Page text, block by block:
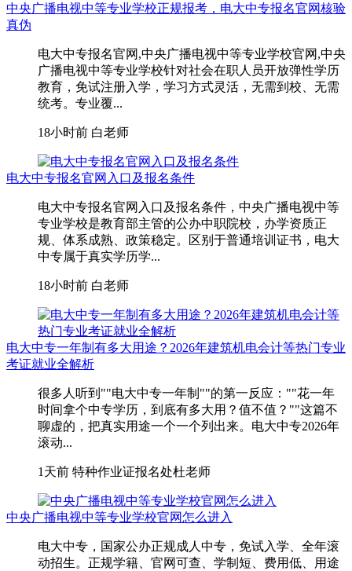
中央广播电视中等专业学校正规报考，电大中专报名官网核验
真伪
电大中专报名官网,中央广播电视中等专业学校官网,中央
广播电视中等专业学校针对社会在职人员开放弹性学历
教育，免试注册入学，学习方式灵活，无需到校、无需
统考。专业覆...
18小时前 白老师
电大中专报名官网入口及报名条件
电大中专报名官网入口及报名条件，中央广播电视中等
专业学校是教育部主管的公办中职院校，办学资质正
规、体系成熟、政策稳定。区别于普通培训证书，电大
中专属于真实学历学...
18小时前 白老师
电大中专一年制有多大用途？2026年建筑机电会计等热门专业
考证就业全解析
很多人听到""电大中专一年制""的第一反应：""花一年
时间拿个中专学历，到底有多大用？值不值？""这篇不
聊虚的，把真实用途一个一个列出来。电大中专2026年
滚动...
1天前 特种作业证报名处杜老师
中央广播电视中等专业学校官网怎么进入
电大中专，国家公办正规成人中专，免试入学、全年滚
动招生。正规学籍、官网可查、学制短、费用低、用途